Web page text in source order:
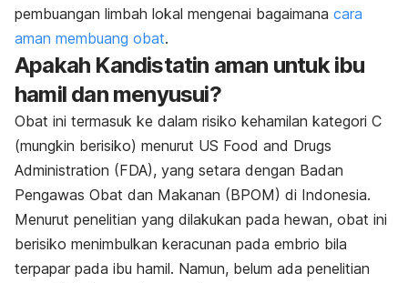
pembuangan limbah lokal mengenai bagaimana cara
aman membuang obat.
Apakah Kandistatin aman untuk ibu
hamil dan menyusui?
Obat ini termasuk ke dalam risiko kehamilan kategori C
(mungkin berisiko) menurut US Food and Drugs
Administration (FDA), yang setara dengan Badan
Pengawas Obat dan Makanan (BPOM) di Indonesia.
Menurut penelitian yang dilakukan pada hewan, obat ini
berisiko menimbulkan keracunan pada embrio bila
terpapar pada ibu hamil. Namun, belum ada penelitian